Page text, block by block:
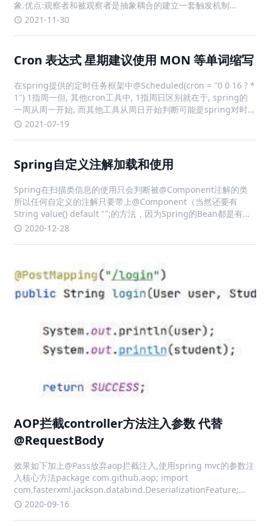
象.优点:观察者和被观察者是抽象耦合的建立一套触发机制
SpringBoot应用场景在SpringBoot启动流程中
2021-11-30
Cron 表达式 星期建议使用 MON 等单词缩写
在spring提供的定时任务框架中@Scheduled(cron = "0 0 16 ? *
1") 1指周一但, 其他cron工具中, 1指周日区别就在于, spring的
一周从周一开始, 而其他工具从周日开始判断可能是spring对时
区做了判断, 动态切换但暂未验证而使用 MON 表示 周一,
2021-07-19
Spring自定义注解加载和使用
Spring在扫描类信息的使用只会判断被@Component注解的类
所以任何自定义的注解只要带上@Component（当然还要有
String value() default "";的方法，因为Spring的Bean都是有
beanName唯一标示的）都可以被Spring扫描到，并注入容器内
2020-12-28
AOP拦截controller方法注入参数 代替
@RequestBody
效果如下加上@Pass放弃aop拦截注入,使用spring mvc的参数注
入核心方法package com.github.aop; import
com.fasterxml.jackson.databind.DeserializationFeature;
import com.fasterxm
2020-09-16